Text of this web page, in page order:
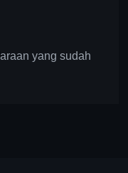
yang sudah